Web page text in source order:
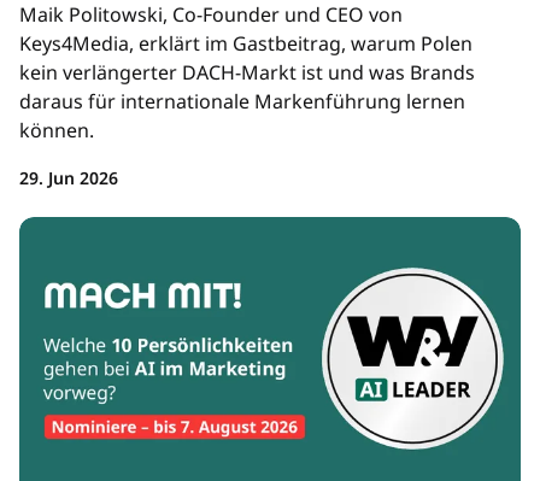
Maik Politowski, Co-Founder und CEO von
Keys4Media, erklärt im Gastbeitrag, warum Polen
kein verlängerter DACH-Markt ist und was Brands
daraus für internationale Markenführung lernen
können.
29. Jun 2026